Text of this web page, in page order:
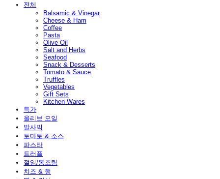
전체
Balsamic & Vinegar
Cheese & Ham
Coffee
Pasta
Olive Oil
Salt and Herbs
Seafood
Snack & Desserts
Tomato & Sauce
Truffles
Vegetables
Gift Sets
Kitchen Wares
특가
올리브 오일
발사믹
토마토 & 소스
파스타
트러플
절임/통조림
치즈 & 햄